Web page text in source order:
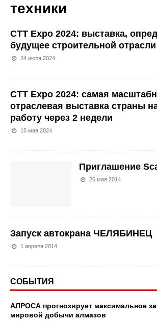
техники
CTT Expo 2024: выставка,
будущее строительной отрасли
24 июля 2024
СТТ Expo 2024: самая
отраслевая выставка страны
работу через 2 недели
15 мая 2024
Приглашение
26 мая 2014
Запуск автокрана ЧЕЛЯБИНЕЦ
1 апреля 2014
СОБЫТИЯ
АЛРОСА прогнозирует максимальное
мировой добычи алмазов